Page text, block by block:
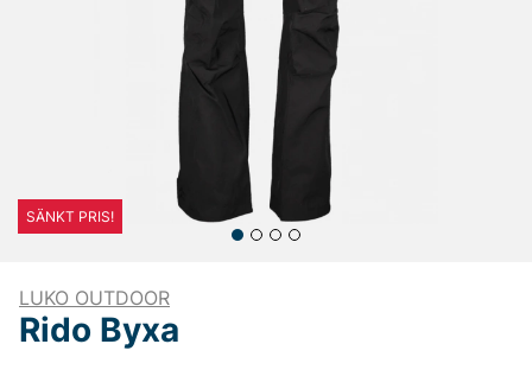
SÄNKT PRIS!
LUKO OUTDOOR
Rido Byxa